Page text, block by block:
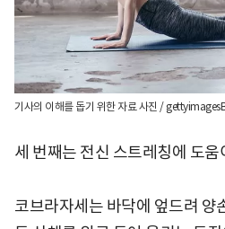
기사의 이해를 돕기 위한 자료 사진 /
세 번째는 전신 스트레칭에 도
코브라자세는 바닥에 엎드려 양